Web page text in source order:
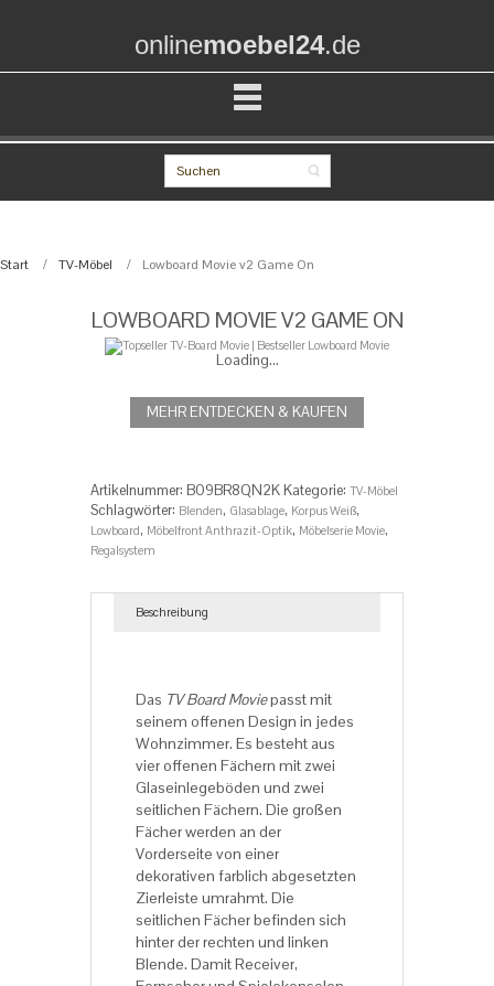
onlinemoebel24.de
Start TV-Möbel Lowboard Movie v2 Game On
LOWBOARD MOVIE V2 GAME ON
Loading...
MEHR ENTDECKEN & KAUFEN
Artikelnummer: ‎‎‎B09BR8QN2KKategorie: TV-Möbel
Schlagwörter: Blenden, Glasablage, Korpus Weiß,
Lowboard, Möbelfront Anthrazit-Optik, Möbelserie Movie,
Regalsystem
Beschreibung
Das TV Board Moviepasst mit
seinem offenen Design in jedes
Wohnzimmer. Es besteht aus
vier offenen Fächern mit zwei
Glaseinlegeböden und zwei
seitlichen Fächern. Die großen
Fächer werden an der
Vorderseite von einer
dekorativen farblich abgesetzten
Zierleiste umrahmt. Die
seitlichen Fächer befinden sich
hinter der rechten und linken
Blende. Damit Receiver,